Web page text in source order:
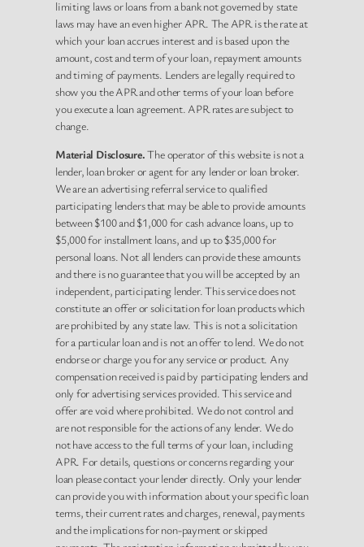
limiting laws or loans from a bank not governed by state
laws may have an even higher APR. The APR is the rate at
which your loan accrues interest and is based upon the
amount, cost and term of your loan, repayment amounts
and timing of payments. Lenders are legally required to
show you the APR and other terms of your loan before
you execute a loan agreement. APR rates are subject to
change.
Material Disclosure.The operator of this website is not a
lender, loan broker or agent for any lender or loan broker.
We are an advertising referral service to qualified
participating lenders that may be able to provide amounts
between $100 and $1,000 for cash advance loans, up to
$5,000 for installment loans, and up to $35,000 for
personal loans. Not all lenders can provide these amounts
and there is no guarantee that you will be accepted by an
independent, participating lender. This service does not
constitute an offer or solicitation for loan products which
are prohibited by any state law. This is not a solicitation
for a particular loan and is not an offer to lend. We do not
endorse or charge you for any service or product. Any
compensation received is paid by participating lenders and
only for advertising services provided. This service and
offer are void where prohibited. We do not control and
are not responsible for the actions of any lender. We do
not have access to the full terms of your loan, including
APR. For details, questions or concerns regarding your
loan please contact your lender directly. Only your lender
can provide you with information about your specific loan
terms, their current rates and charges, renewal, payments
and the implications for non-payment or skipped